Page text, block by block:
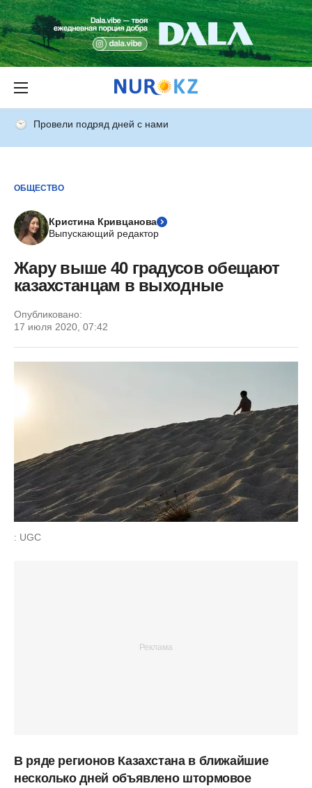
Провели подряд дней с нами
ОБЩЕСТВО
Кристина Кривцанова
Выпускающий редактор
Жару выше 40 градусов обещают
казахстанцам в выходные
Опубликовано:
17 июля 2020, 07:42
: UGC
В ряде регионов Казахстана в ближайшие
несколько дней объявлено штормовое